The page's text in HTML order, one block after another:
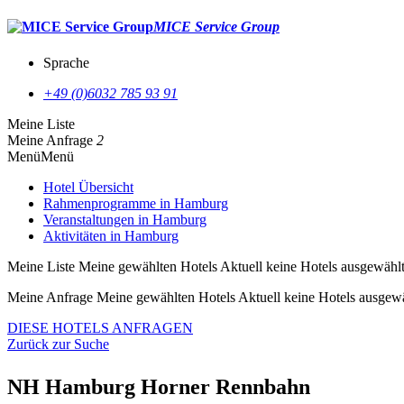
MICE Service Group
Sprache
+49 (0)6032 785 93 91
Meine Liste
Meine Anfrage 2
MenüMenü
Hotel Übersicht
Rahmenprogramme in Hamburg
Veranstaltungen in Hamburg
Aktivitäten in Hamburg
Meine Liste Meine gewählten Hotels Aktuell keine Hotels ausgewählt
Meine Anfrage Meine gewählten Hotels Aktuell keine Hotels
DIESE HOTELS ANFRAGEN
Zurück zur Suche
NH Hamburg Horner Rennbahn